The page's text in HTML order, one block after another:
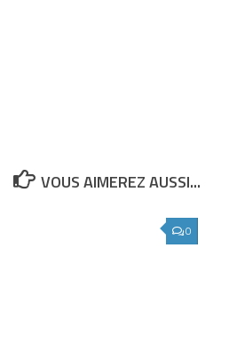
VOUS AIMEREZ AUSSI...
0